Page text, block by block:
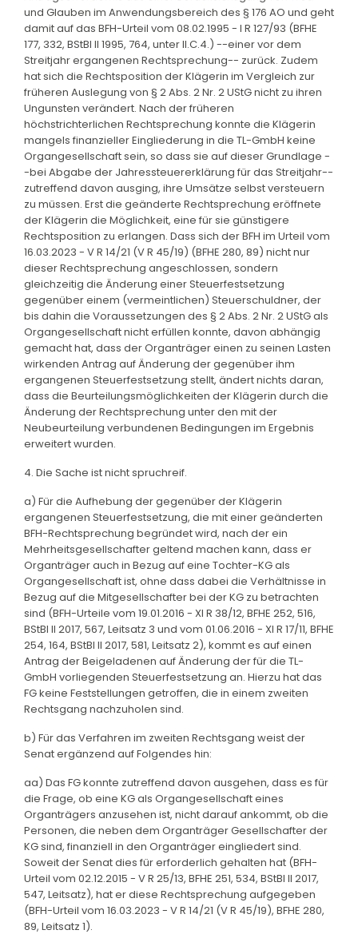
und Glauben im Anwendungsbereich des § 176 AO und geht
damit auf das BFH-Urteil vom 08.02.1995 - I R 127/93 (BFHE
177, 332, BStBl II 1995, 764, unter II.C.4.) --einer vor dem
Streitjahr ergangenen Rechtsprechung-- zurück. Zudem
hat sich die Rechtsposition der Klägerin im Vergleich zur
früheren Auslegung von § 2 Abs. 2 Nr. 2 UStG nicht zu ihren
Ungunsten verändert. Nach der früheren
höchstrichterlichen Rechtsprechung konnte die Klägerin
mangels finanzieller Eingliederung in die TL-GmbH keine
Organgesellschaft sein, so dass sie auf dieser Grundlage -
-bei Abgabe der Jahressteuererklärung für das Streitjahr--
zutreffend davon ausging, ihre Umsätze selbst versteuern
zu müssen. Erst die geänderte Rechtsprechung eröffnete
der Klägerin die Möglichkeit, eine für sie günstigere
Rechtsposition zu erlangen. Dass sich der BFH im Urteil vom
16.03.2023 - V R 14/21 (V R 45/19) (BFHE 280, 89) nicht nur
dieser Rechtsprechung angeschlossen, sondern
gleichzeitig die Änderung einer Steuerfestsetzung
gegenüber einem (vermeintlichen) Steuerschuldner, der
bis dahin die Voraussetzungen des § 2 Abs. 2 Nr. 2 UStG als
Organgesellschaft nicht erfüllen konnte, davon abhängig
gemacht hat, dass der Organträger einen zu seinen Lasten
wirkenden Antrag auf Änderung der gegenüber ihm
ergangenen Steuerfestsetzung stellt, ändert nichts daran,
dass die Beurteilungsmöglichkeiten der Klägerin durch die
Änderung der Rechtsprechung unter den mit der
Neubeurteilung verbundenen Bedingungen im Ergebnis
erweitert wurden.
4. Die Sache ist nicht spruchreif.
a) Für die Aufhebung der gegenüber der Klägerin
ergangenen Steuerfestsetzung, die mit einer geänderten
BFH-Rechtsprechung begründet wird, nach der ein
Mehrheitsgesellschafter geltend machen kann, dass er
Organträger auch in Bezug auf eine Tochter-KG als
Organgesellschaft ist, ohne dass dabei die Verhältnisse in
Bezug auf die Mitgesellschafter bei der KG zu betrachten
sind (BFH-Urteile vom 19.01.2016 - XI R 38/12, BFHE 252, 516,
BStBl II 2017, 567, Leitsatz 3 und vom 01.06.2016 - XI R 17/11, BFHE
254, 164, BStBl II 2017, 581, Leitsatz 2), kommt es auf einen
Antrag der Beigeladenen auf Änderung der für die TL-
GmbH vorliegenden Steuerfestsetzung an. Hierzu hat das
FG keine Feststellungen getroffen, die in einem zweiten
Rechtsgang nachzuholen sind.
b) Für das Verfahren im zweiten Rechtsgang weist der
Senat ergänzend auf Folgendes hin:
aa) Das FG konnte zutreffend davon ausgehen, dass es für
die Frage, ob eine KG als Organgesellschaft eines
Organträgers anzusehen ist, nicht darauf ankommt, ob die
Personen, die neben dem Organträger Gesellschafter der
KG sind, finanziell in den Organträger eingliedert sind.
Soweit der Senat dies für erforderlich gehalten hat (BFH-
Urteil vom 02.12.2015 - V R 25/13, BFHE 251, 534, BStBl II 2017,
547, Leitsatz), hat er diese Rechtsprechung aufgegeben
(BFH-Urteil vom 16.03.2023 - V R 14/21 (V R 45/19), BFHE 280,
89, Leitsatz 1).